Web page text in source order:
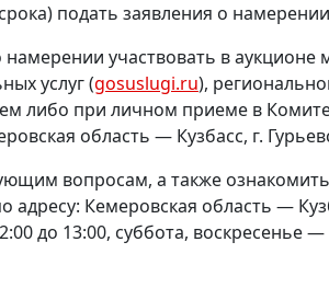
подать заявления о
намерении участвовать в
услуг (gosuslugi.ru),
либо при личном приеме в
область — Кузбасс, г.
вопросам, а также
адресу: Кемеровская область —
до 13:00, суббота, воскресенье